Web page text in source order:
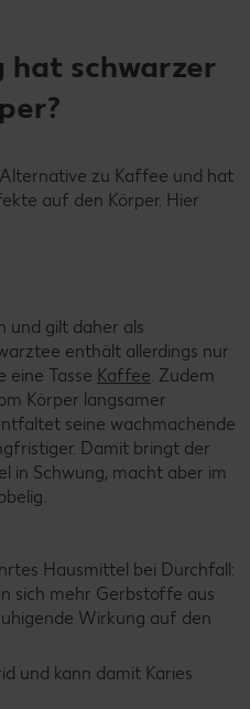
hat schwarzer
zu Kaffee und hat
auf den Körper. Hier
und gilt daher als
enthält allerdings nur
eine Tasse Kaffee. Zudem
Körper langsamer
seine wachmachende
Damit bringt der
in Schwung, macht aber im
Hausmittel bei Durchfall:
sich mehr Gerbstoffe aus
Wirkung auf den
und kann damit Karies